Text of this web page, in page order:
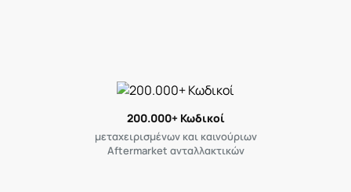
200.000+ Κωδικοί
μεταχειρισμένων και καινούριων
Aftermarket ανταλλακτικών